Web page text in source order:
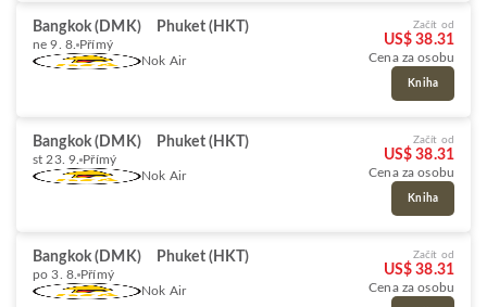
Bangkok (DMK) Phuket (HKT)
ne 9. 8. Přímý
Nok Air
Začít od
US$ 38.31
Cena za osobu
Kniha
Bangkok (DMK) Phuket (HKT)
st 23. 9. Přímý
Nok Air
Začít od
US$ 38.31
Cena za osobu
Kniha
Bangkok (DMK) Phuket (HKT)
po 3. 8. Přímý
Nok Air
Začít od
US$ 38.31
Cena za osobu